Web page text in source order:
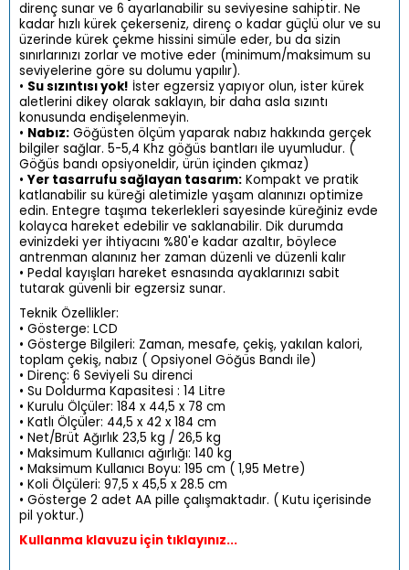
direnç sunar ve 6 ayarlanabilir su seviyesine sahiptir. Ne
kadar hızlı kürek çekerseniz, direnç o kadar güçlü olur ve su
üzerinde kürek çekme hissini simüle eder, bu da sizin
sınırlarınızı zorlar ve motive eder (minimum/maksimum su
seviyelerine göre su dolumu yapılır).
• Su sızıntısı yok! İster egzersiz yapıyor olun, ister kürek
aletlerini dikey olarak saklayın, bir daha asla sızıntı
konusunda endişelenmeyin.
• Nabız: Göğüsten ölçüm yaparak nabız hakkında gerçek
bilgiler sağlar. 5-5,4 Khz göğüs bantları ile uyumludur. (
Göğüs bandı opsiyoneldir, ürün içinden çıkmaz)
• Yer tasarrufu sağlayan tasarım: Kompakt ve pratik
katlanabilir su küreği aletimizle yaşam alanınızı optimize
edin. Entegre taşıma tekerlekleri sayesinde küreğiniz evde
kolayca hareket edebilir ve saklanabilir. Dik durumda
evinizdeki yer ihtiyacını %80'e kadar azaltır, böylece
antrenman alanınız her zaman düzenli ve düzenli kalır
• Pedal kayışları hareket esnasında ayaklarınızı sabit
tutarak güvenli bir egzersiz sunar.
Teknik Özellikler:
• Gösterge: LCD
• Gösterge Bilgileri: Zaman, mesafe, çekiş, yakılan kalori,
toplam çekiş, nabız ( Opsiyonel Göğüs Bandı ile)
• Direnç: 6 Seviyeli Su direnci
• Su Doldurma Kapasitesi : 14 Litre
• Kurulu Ölçüler: 184 x 44,5 x 78 cm
• Katlı Ölçüler: 44,5 x 42 x 184 cm
• Net/Brüt Ağırlık 23,5 kg / 26,5 kg
• Maksimum Kullanıcı ağırlığı: 140 kg
• Maksimum Kullanıcı Boyu: 195 cm ( 1,95 Metre)
• Koli Ölçüleri: 97,5 x 45,5 x 28.5 cm
• Gösterge 2 adet AA pille çalışmaktadır. ( Kutu içerisinde
pil yoktur.)
Kullanma klavuzu için tıklayınız...